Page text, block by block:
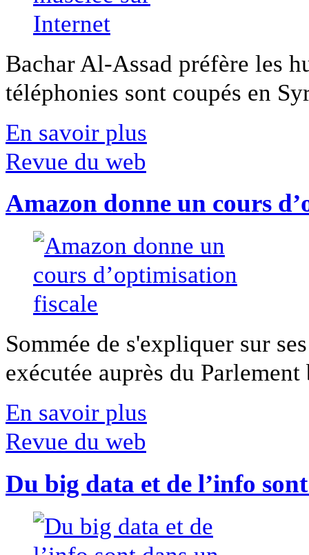
Bachar Al-Assad préfère les
téléphonies sont coupés en
En savoir plus
Revue du web
Amazon donne un cours
Sommée de s'expliquer sur
exécutée auprès du
En savoir plus
Revue du web
Du big data et de l’info